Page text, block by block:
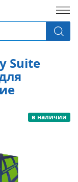
Suite
в наличии